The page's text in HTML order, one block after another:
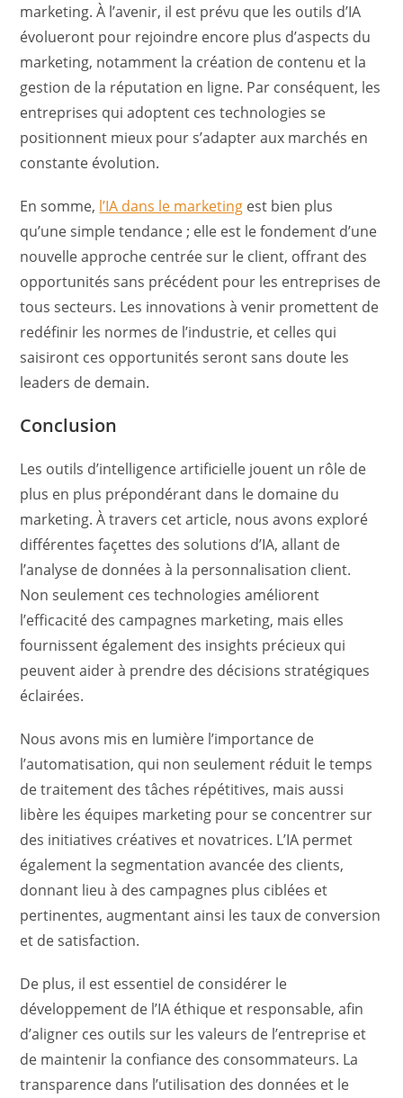
marketing. À l’avenir, il est prévu que les outils d’IA
évolueront pour rejoindre encore plus d’aspects du
marketing, notamment la création de contenu et la
gestion de la réputation en ligne. Par conséquent, les
entreprises qui adoptent ces technologies se
positionnent mieux pour s’adapter aux marchés en
constante évolution.
En somme, l’IA dans le marketing est bien plus
qu’une simple tendance ; elle est le fondement d’une
nouvelle approche centrée sur le client, offrant des
opportunités sans précédent pour les entreprises de
tous secteurs. Les innovations à venir promettent de
redéfinir les normes de l’industrie, et celles qui
saisiront ces opportunités seront sans doute les
leaders de demain.
Conclusion
Les outils d’intelligence artificielle jouent un rôle de
plus en plus prépondérant dans le domaine du
marketing. À travers cet article, nous avons exploré
différentes façettes des solutions d’IA, allant de
l’analyse de données à la personnalisation client.
Non seulement ces technologies améliorent
l’efficacité des campagnes marketing, mais elles
fournissent également des insights précieux qui
peuvent aider à prendre des décisions stratégiques
éclairées.
Nous avons mis en lumière l’importance de
l’automatisation, qui non seulement réduit le temps
de traitement des tâches répétitives, mais aussi
libère les équipes marketing pour se concentrer sur
des initiatives créatives et novatrices. L’IA permet
également la segmentation avancée des clients,
donnant lieu à des campagnes plus ciblées et
pertinentes, augmentant ainsi les taux de conversion
et de satisfaction.
De plus, il est essentiel de considérer le
développement de l’IA éthique et responsable, afin
d’aligner ces outils sur les valeurs de l’entreprise et
de maintenir la confiance des consommateurs. La
transparence dans l’utilisation des données et le